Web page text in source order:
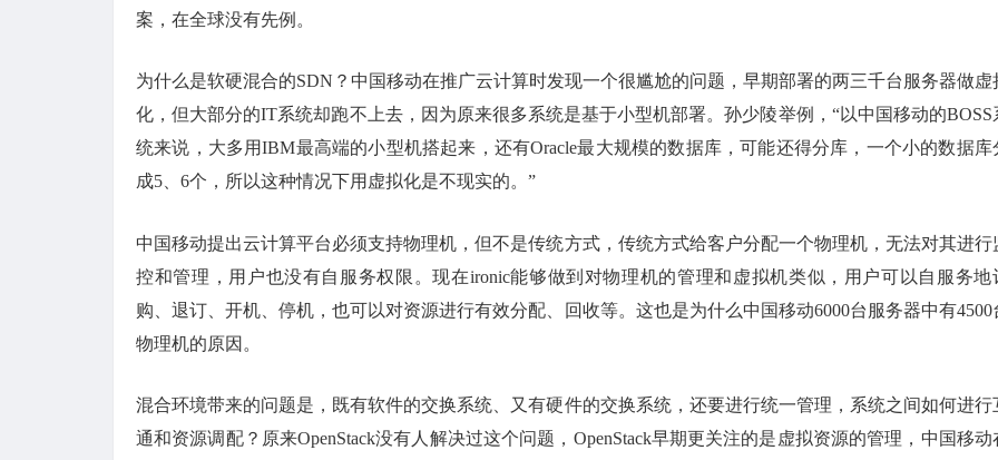
案，在全球没有先例。
为什么是软硬混合的SDN？中国移动在推广云计算时发现一个很尴尬的问题，早期部署的两三千台服务器做虚
化，但大部分的IT系统却跑不上去，因为原来很多系统是基于小型机部署。孙少陵举例，“以中国移动的BOSS
统来说，大多用IBM最高端的小型机搭起来，还有Oracle最大规模的数据库，可能还得分库，一个小的数据库
成5、6个，所以这种情况下用虚拟化是不现实的。”
中国移动提出云计算平台必须支持物理机，但不是传统方式，传统方式给客户分配一个物理机，无法对其进行
控和管理，用户也没有自服务权限。现在ironic能够做到对物理机的管理和虚拟机类似，用户可以自服务地
购、退订、开机、停机，也可以对资源进行有效分配、回收等。这也是为什么中国移动6000台服务器中有4500
物理机的原因。
混合环境带来的问题是，既有软件的交换系统、又有硬件的交换系统，还要进行统一管理，系统之间如何进行
通和资源调配？原来OpenStack没有人解决过这个问题，OpenStack早期更关注的是虚拟资源的管理，中国移动